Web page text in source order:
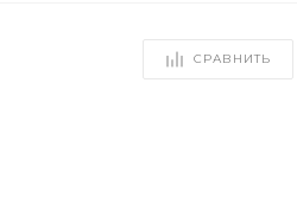
СРАВНИТЬ